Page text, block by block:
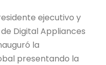
ejecutivo y
Digital Appliances
la
presentando la